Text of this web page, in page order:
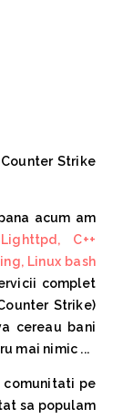
Strike
acum am
C++
Linux bash
complet
Strike)
cereau bani
mai nimic ...
comunitati pe
sa populam